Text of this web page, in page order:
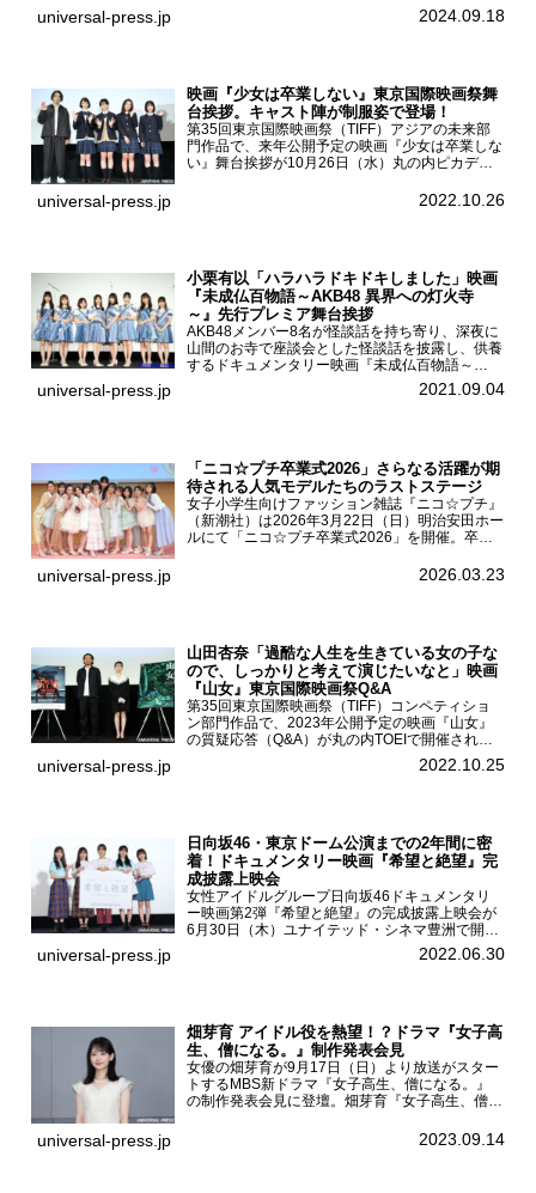
一ノ瀬美空、菅原咲月が都内にて開催された
universal-press.jp 2024.09.18
映画『少女は卒業しない』東京国際映画祭舞
台挨拶。キャスト陣が制服姿で登場！
第35回東京国際映画祭（TIFF）アジアの未来部
門作品で、来年公開予定の映画『少女は卒業しな
い』舞台挨拶が10月26日（水）丸の内ピカデリ
宮山莉渚、中井友望、監督の中川駿が登壇。映画
universal-press.jp 2022.10.26
小栗有以「ハラハラドキドキしました」映画
『未成仏百物語～AKB48 異界への灯火寺
～』先行プレミア舞台挨拶
AKB48メンバー8名が怪談話を持ち寄り、深夜に
山間のお寺で座談会とした怪談話を披露し、供養
するドキュメンタリー映画『未成仏百物語～
AKB48異界への灯火寺～』の先行プレミア舞台
挨拶が東京・ユナイテッド・シネマ豊洲で開催さ
universal-press.jp 2021.09.04
「ニコ☆プチ卒業式2026」さらなる活躍が期
待される人気モデルたちのラストステージ
女子小学生向けファッション雑誌『ニコ☆プチ』
（新潮社）は2026年3月22日（日）明治安田ホー
ルにて「ニコ☆プチ卒業式2026」を開催。卒業
ん、末永ひなた、高梨琴乃、土井ありさ、藤田蒼
universal-press.jp 2026.03.23
山田杏奈「過酷な人生を生きている女の子な
ので、しっかりと考えて演じたいなと」映画
『山女』東京国際映画祭Q&A
第35回東京国際映画祭（TIFF）コンペティショ
ン部門作品で、2023年公開予定の映画『山女』
の質疑応答（Q&A）が丸の内TOEIで開催され、
主演を務めた女優の山田杏奈、監督の福永壮志が
登壇。本作について語った。映画『山女』第35
universal-press.jp 2022.10.25
日向坂46・東京ドーム公演までの2年間に密
着！ドキュメンタリー映画『希望と絶望』完
成披露上映会
女性アイドルグループ日向坂46ドキュメンタリ
ー映画第2弾『希望と絶望』の完成披露上映会が
6月30日（木）ユナイテッド・シネマ豊洲で開催
され、日向坂46メンバーの加藤史帆、齊藤京
子、佐々木久美、富田鈴花、松田好花の5人が登
universal-press.jp 2022.06.30
畑芽育 アイドル役を熱望！？ドラマ『女子高
生、僧になる。』制作発表会見
女優の畑芽育が9月17日（日）より放送がスター
トするMBS新ドラマ『女子高生、僧になる。』
の制作発表会見に登壇。畑芽育『女子高生、僧に
ーについて「下白石麦は頭にビックリマークと、
universal-press.jp 2023.09.14